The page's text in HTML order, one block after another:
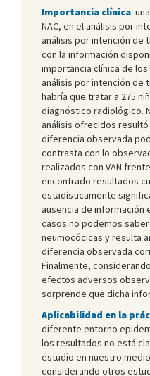
Importancia clínica:
NAC, en el análisis por
análisis por intención de
con la información
importancia clínica de
análisis por intención de
habría que tratar a 275
diagnóstico radiológico.
análisis ofrecidos
diferencia observada
contrasta con lo
realizados con VAN
encontrado resultados
estadísticamente
ausencia de información
casos no podemos
neumocócicas y resulta
diferencia observada
Finalmente,
efectos adversos
sorprende que dicha
Aplicabilidad en la
diferente entorno
los resultados no está
estudio en nuestro
considerando otros